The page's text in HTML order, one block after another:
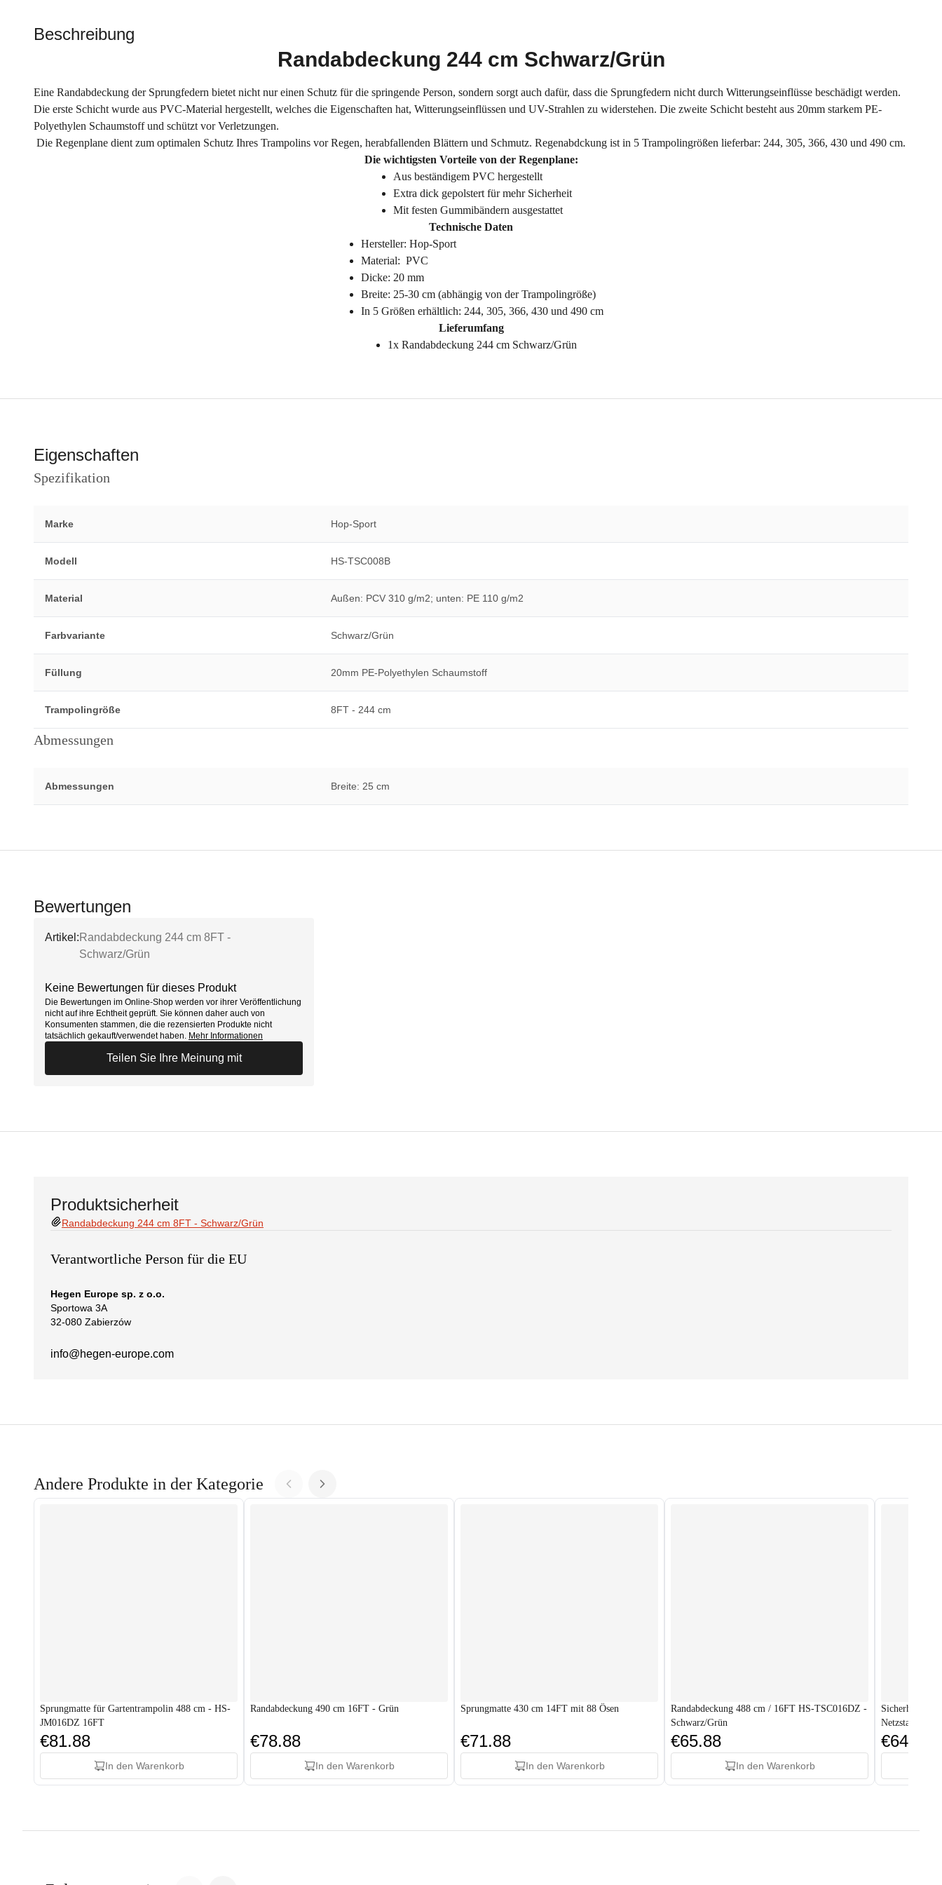
Beschreibung
Randabdeckung 244 cm Schwarz/Grün
Eine Randabdeckung der Sprungfedern bietet nicht nur einen Schutz für die springende Person, sondern sorgt auch dafür, dass die Sprungfedern nicht durch Witterungseinflüsse beschädigt werden.
Die erste Schicht wurde aus PVC-Material hergestellt, welches die Eigenschaften hat, Witterungseinflüssen und UV-Strahlen zu widerstehen. Die zweite Schicht besteht aus 20mm starkem PE-
Polyethylen Schaumstoff und schützt vor Verletzungen.
Die Regenplane dient zum optimalen Schutz Ihres Trampolins vor Regen, herabfallenden Blättern und Schmutz. Regenabdckung ist in 5 Trampolingrößen lieferbar: 244, 305, 366, 430 und 490 cm.
Die wichtigsten Vorteile von der Regenplane:
Aus beständigem PVC hergestellt
Extra dick gepolstert für mehr Sicherheit
Mit festen Gummibändern ausgestattet
Technische Daten
Hersteller: Hop-Sport
Material: PVC
Dicke: 20 mm
Breite: 25-30 cm (abhängig von der Trampolingröße)
In 5 Größen erhältlich: 244, 305, 366, 430 und 490 cm
Lieferumfang
1x Randabdeckung 244 cm Schwarz/Grün
Eigenschaften
Spezifikation
Marke Hop-Sport
Modell HS-TSC008B
Material Außen: PCV 310 g/m2; unten: PE 110 g/m2
Farbvariante Schwarz/Grün
Füllung 20mm PE-Polyethylen Schaumstoff
Trampolingröße 8FT - 244 cm
Abmessungen
Abmessungen Breite: 25 cm
Bewertungen
Artikel: Randabdeckung 244 cm 8FT -
Schwarz/Grün
Keine Bewertungen für dieses Produkt
Die Bewertungen im Online-Shop werden vor ihrer Veröffentlichung
nicht auf ihre Echtheit geprüft. Sie können daher auch von
Konsumenten stammen, die die rezensierten Produkte nicht
tatsächlich gekauft/verwendet haben. Mehr Informationen
Teilen Sie Ihre Meinung mit
Produktsicherheit
Randabdeckung 244 cm 8FT - Schwarz/Grün
Verantwortliche Person für die EU
Hegen Europe sp. z o.o.
Sportowa 3A
32-080 Zabierzów
info@hegen-europe.com
Andere Produkte in der Kategorie
Sprungmatte für Gartentrampolin 488 cm - HS-
JM016DZ 16FT
€81.88
In den Warenkorb
Randabdeckung 490 cm 16FT - Grün
€78.88
In den Warenkorb
Sprungmatte 430 cm 14FT mit 88 Ösen
€71.88
In den Warenkorb
Randabdeckung 488 cm / 16FT HS-TSC016DZ -
Schwarz/Grün
€65.88
In den Warenkorb
Netzstangen
€64.88